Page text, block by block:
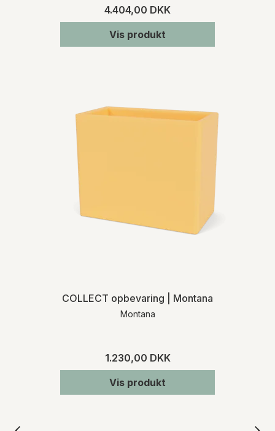
4.404,00 DKK
Vis produkt
COLLECT opbevaring | Montana
Montana
1.230,00 DKK
Vis produkt